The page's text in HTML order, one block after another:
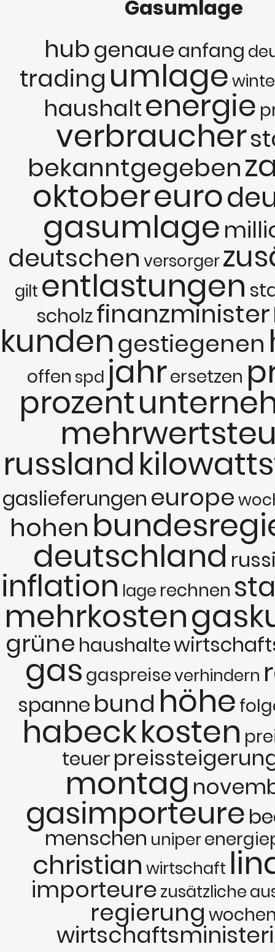
Gasumlage
hubgenaueanfang
trading umlage
haushaltenergie
verbraucher
bekanntgegeben
oktobereuro
gasumlage
deutschen versorger
gilt entlastungen
scholzfinanzminister
kundengestiegenen
offen spd jahrersetzen
prozent
russland
gaslieferungen europe
hohen
deutschland
inflation lage rechnen
mehrkosten
grüne haushalte
gas gaspreiseverhindern
spanne bund höhe
habeckkosten
teuer
montag
gasimporteure
menschen uniper
christian wirtschaft
importeurezusätzliche
regierung